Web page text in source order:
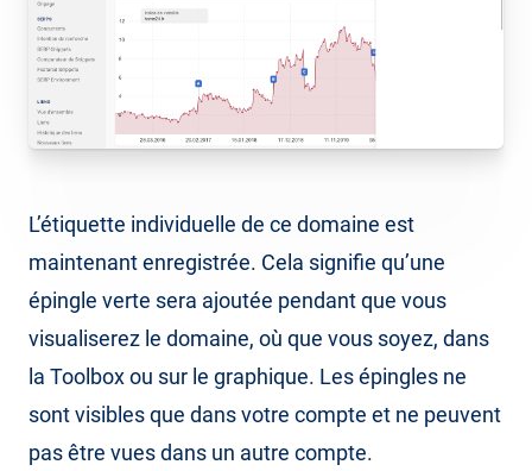
L’étiquette individuelle de ce domaine est
maintenant enregistrée. Cela signifie qu’une
épingle verte sera ajoutée pendant que vous
visualiserez le domaine, où que vous soyez, dans
la Toolbox ou sur le graphique. Les épingles ne
sont visibles que dans votre compte et ne peuvent
pas être vues dans un autre compte.